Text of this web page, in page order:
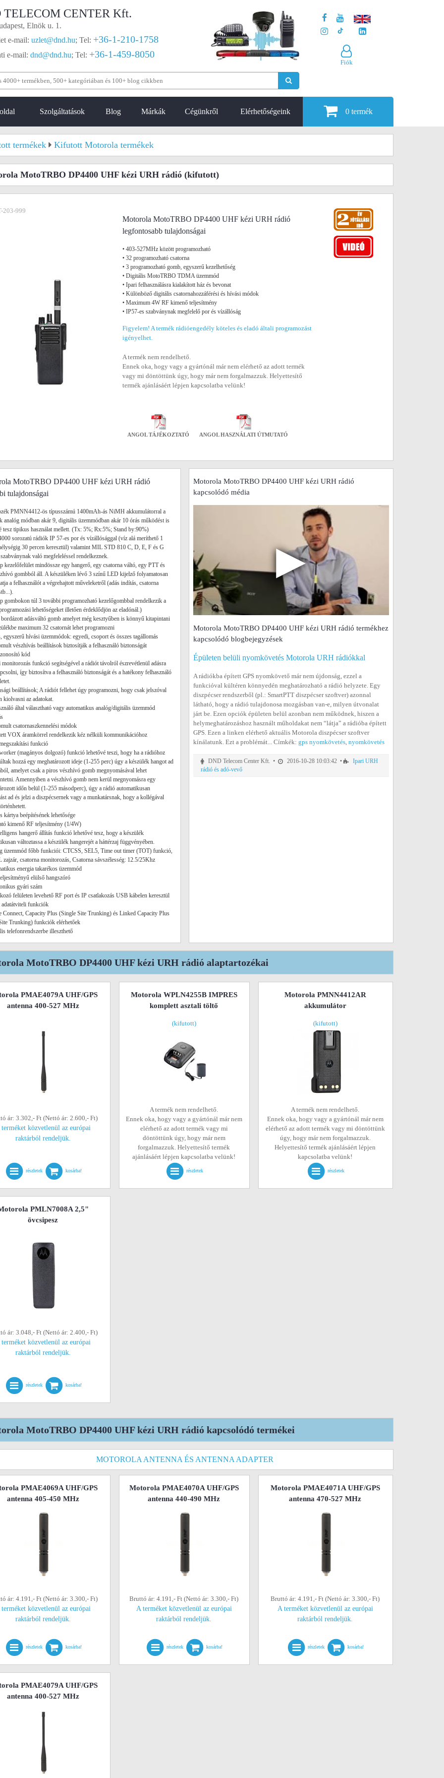
TELECOM CENTER Kft.
Elnök u. 1.
e-mail: uzlet@dnd.hu; Tel: +36-1-210-1758
e-mail: dnd@dnd.hu; Tel: +36-1-459-8050
Fiók
Szolgáltatások Blog Márkák Cégünkről Elérhetőségeink 0 termék
termékek Kifutott Motorola termékek
MotoTRBO DP4400 UHF kézi URH rádió (kifutott)
203-999
Motorola MotoTRBO DP4400 UHF kézi URH rádió
legfontosabb tulajdonságai
• 403-527MHz között programozható
• 32 programozható csatorna
• 3 programozható gomb, egyszerű kezelhetőség
• Digitális MotoTRBO TDMA üzemmód
• Ipari felhasználásra kialakított ház és bevonat
• Különböző digitális csatornahozzáférési és hívási módok
• Maximum 4W RF kimenő teljesítmény
• IP57-es szabványnak megfelelő por és vízállóság
Figyelem! A termék rádióengedély köteles és eladó általi programozást
igényelhet.
A termék nem rendelhető.
Ennek oka, hogy vagy a gyártónál már nem elérhető az adott termék
vagy mi döntöttünk úgy, hogy már nem forgalmazzuk. Helyettesítő
termék ajánlásáért lépjen kapcsolatba velünk!
ANGOL TÁJÉKOZTATÓ ANGOL HASZNÁLATI ÚTMUTATÓ
MotoTRBO DP4400 UHF kézi URH rádió
tulajdonságai
PMNN4412-ös típusszámú 1400mAh-ás NiMH akkumulátorral a
analóg módban akár 9, digitális üzemmódban akár 10 órás működést is
tesz tipikus használat mellett. (Tx: 5%; Rx:5%; Stand by:90%)
sorozatú rádiók IP 57-es por és vízállósággal (víz alá meríthető 1
30 percen keresztül) valamint MIL STD 810 C, D, E, F és G
való megfeleléssel rendelkeznek.
kezelőfelület mindössze egy hangerő, egy csatorna váltó, egy PTT és
gombból áll. A készüléken lévő 3 színű LED kijelző folyamatosan
a felhasználót a végrehajtott műveleketről (adás indítás, csatorna
gombokon túl 3 további programozható kezelőgombbal rendelkezik a
lehetőségeket illetően érdeklődjön az eladónál.)
bordázott adásváltó gomb amelyet még kesztyűben is könnyű kitapintani
maximum 32 csatornát lehet programozni
egyszerű hívási üzemmódok: egyedi, csoport és összes tagállomás
vészhívás beállítások biztosítják a felhasználó biztonságát
kód
monitorozás funkció segítségével a rádiót távolról észrevétlenül adásra
így biztosítva a felhasználó biztonságát és a hatékony felhasználó
beállítások; A rádiót fellehet úgy programozni, hogy csak jelszóval
kiolvasni az adatokat.
által választható vagy automatikus analóg/digitális üzemmód
csatornaszkennelési módok
VOX áramkörrel rendelkezik kéz nélküli kommunikációhoz
funkció
(magányos dolgozó) funkció lehetővé teszi, hogy ha a rádióhoz
hozzá egy meghatározott ideje (1-255 perc) úgy a készülék hangot ad
amelyet csak a piros vészhívó gomb megnyomásával lehet
Amennyiben a vészhívó gomb nem kerül megnyomásra egy
időn belül (1-255 másodperc), úgy a rádió automatikusan
ad és jelzi a diszpécsernek vagy a munkatársnak, hogy a kollégával
kártya beépítésének lehetősége
kimenő RF teljesítmény (1/4W)
hangerő állítás funkció lehetővé tesz, hogy a készülék
változtassa a készülék hangerejét a háttérzaj függvényében.
üzemmód főbb funkciói: CTCSS, SEL5, Time out timer (TOT) funkció,
zajzár, csatorna monitorozás, Csatorna sávszélesség: 12.5/25Khz
energia takarékos üzemmód
elülső hangszóró
gyári szám
felületen levehető RF port és IP csatlakozás USB kábelen keresztül
adatátviteli funkciók
Connect, Capacity Plus (Single Site Trunking) és Linked Capacity Plus
Trunking) funkciók elérhetőek
telefonrendszerbe illeszthető
Motorola MotoTRBO DP4400 UHF kézi URH rádió
kapcsolódó média
▶
Motorola MotoTRBO DP4400 UHF kézi URH rádió termékhez
kapcsolódó blogbejegyzések
Épületen belüli nyomkövetés Motorola URH rádiókkal
A rádiókba épített GPS nyomkövető már nem újdonság, ezzel a
funkcióval kültéren könnyedén meghatározható a rádió helyzete. Egy
diszpécser rendszerből (pl.: SmartPTT diszpécser szoftver) azonnal
látható, hogy a rádió tulajdonosa mozgásban van-e, milyen útvonalat
járt be. Ezen opciók épületen belül azonban nem működnek, hiszen a
helymeghatározáshoz használt műholdakat nem “látja” a rádióba épített
GPS. Ezen a linken elérhető aktuális Motorola diszpécser szoftver
kínálatunk. Ezt a problémát... Címkék: gps nyomkövetés, nyomkövetés
DND Telecom Center Kft. • 2016-10-28 10:03:42 •
Ipari URH
rádió és adó-vevő
MotoTRBO DP4400 UHF kézi URH rádió alaptartozékai
PMAE4079A UHF/GPS
antenna 400-527 MHz
ár: 3.302,- Ft (Nettó ár: 2.600,- Ft)
közvetlenül az európai
raktárból rendeljük.
részletek kosárba!
Motorola WPLN4255B IMPRES
komplett asztali töltő
(kifutott)
A termék nem rendelhető.
Ennek oka, hogy vagy a gyártónál már nem
elérhető az adott termék vagy mi
döntöttünk úgy, hogy már nem
forgalmazzuk. Helyettesítő termék
ajánlásáért lépjen kapcsolatba velünk!
részletek
Motorola PMNN4412AR
akkumulátor
(kifutott)
A termék nem rendelhető.
Ennek oka, hogy vagy a gyártónál már nem
elérhető az adott termék vagy mi döntöttünk
úgy, hogy már nem forgalmazzuk.
Helyettesítő termék ajánlásáért lépjen
kapcsolatba velünk!
részletek
PMLN7008A 2,5"
övcsipesz
ár: 3.048,- Ft (Nettó ár: 2.400,- Ft)
közvetlenül az európai
raktárból rendeljük.
részletek kosárba!
MotoTRBO DP4400 UHF kézi URH rádió kapcsolódó termékei
MOTOROLA ANTENNA ÉS ANTENNA ADAPTER
PMAE4069A UHF/GPS
antenna 405-450 MHz
ár: 4.191,- Ft (Nettó ár: 3.300,- Ft)
közvetlenül az európai
raktárból rendeljük.
részletek kosárba!
Motorola PMAE4070A UHF/GPS
antenna 440-490 MHz
Bruttó ár: 4.191,- Ft (Nettó ár: 3.300,- Ft)
A terméket közvetlenül az európai
raktárból rendeljük.
részletek kosárba!
Motorola PMAE4071A UHF/GPS
antenna 470-527 MHz
Bruttó ár: 4.191,- Ft (Nettó ár: 3.300,- Ft)
A terméket közvetlenül az európai
raktárból rendeljük.
részletek kosárba!
PMAE4079A UHF/GPS
antenna 400-527 MHz